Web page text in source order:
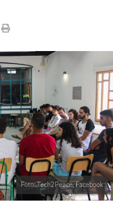
Foto: Tech2Peace, Facebook